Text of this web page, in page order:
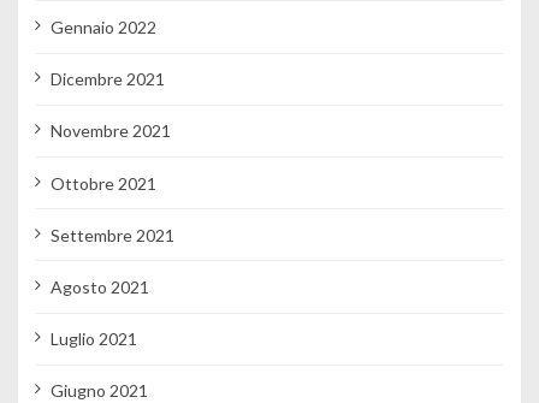
Gennaio 2022
Dicembre 2021
Novembre 2021
Ottobre 2021
Settembre 2021
Agosto 2021
Luglio 2021
Giugno 2021